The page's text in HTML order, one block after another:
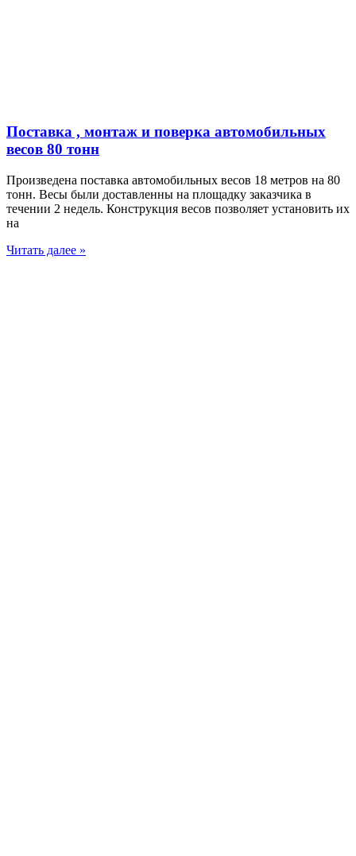
Поставка , монтаж и поверка автомобильных
весов 80 тонн
Произведена поставка автомобильных весов 18 метров на 80
тонн. Весы были доставленны на площадку заказчика в
течении 2 недель. Конструкция весов позволяет установить их
на
Читать далее »